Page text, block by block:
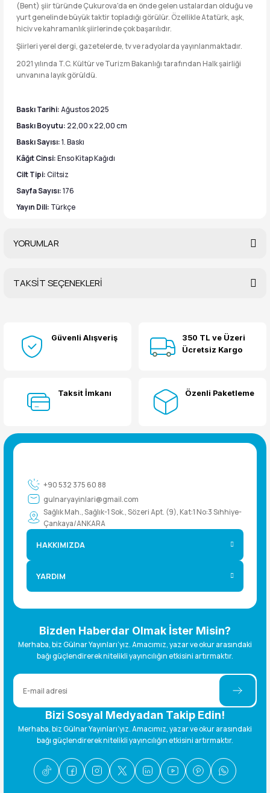
(Bent) şiir türünde Çukurova'da en önde gelen ustalardan olduğu ve
yurt genelinde büyük taktir topladığı görülür. Özellikle Atatürk, aşk,
hiciv ve kahramanlık şiirlerinde çok başarılıdır.
Şiirleri yerel dergi, gazetelerde, tv ve radyolarda yayınlanmaktadır.
2021 yılında T.C. Kültür ve Turizm Bakanlığı tarafından Halk şairliği
unvanına layık görüldü.
Baskı Tarihi:Ağustos 2025
Baskı Boyutu: 22,00 x 22,00 cm
Baskı Sayısı:1. Baskı
Kâğıt Cinsi:Enso Kitap Kağıdı
Cilt Tipi:Ciltsiz
Sayfa Sayısı:176
Yayın Dili: Türkçe
YORUMLAR
Yorum Yaz
TAKSİT SEÇENEKLERİ
Güvenli Alışveriş
350 TL ve Üzeri
Ücretsiz Kargo
Taksit İmkanı Özenli Paketleme
+90 532 375 60 88
gulnaryayinlari@gmail.com
Sağlık Mah., Sağlık-1 Sok., Sözeri Apt. (9), Kat:1 No:3 Sıhhiye-
Çankaya/ANKARA
HAKKIMIZDA
YARDIM
Bizden Haberdar Olmak İster Misin?
Merhaba, biz Gülnar Yayınları’yız. Amacımız, yazar ve okur arasındaki
bağı güçlendirerek nitelikli yayıncılığın etkisini artırmaktır.
Bizi Sosyal Medyadan Takip Edin!
Merhaba, biz Gülnar Yayınları’yız. Amacımız, yazar ve okur arasındaki
bağı güçlendirerek nitelikli yayıncılığın etkisini artırmaktır.